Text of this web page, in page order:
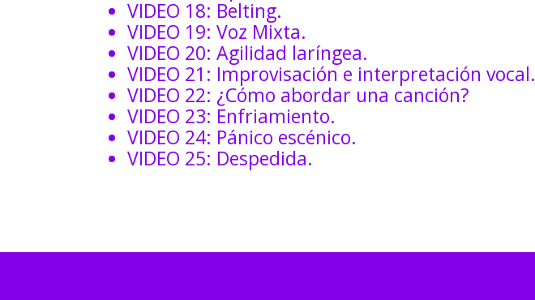
VIDEO 18: Belting.
VIDEO 19: Voz Mixta.
VIDEO 20: Agilidad laríngea.
VIDEO 21: Improvisación e interpretación vocal.
VIDEO 22: ¿Cómo abordar una canción?
VIDEO 23: Enfriamiento.
VIDEO 24: Pánico escénico.
VIDEO 25: Despedida.